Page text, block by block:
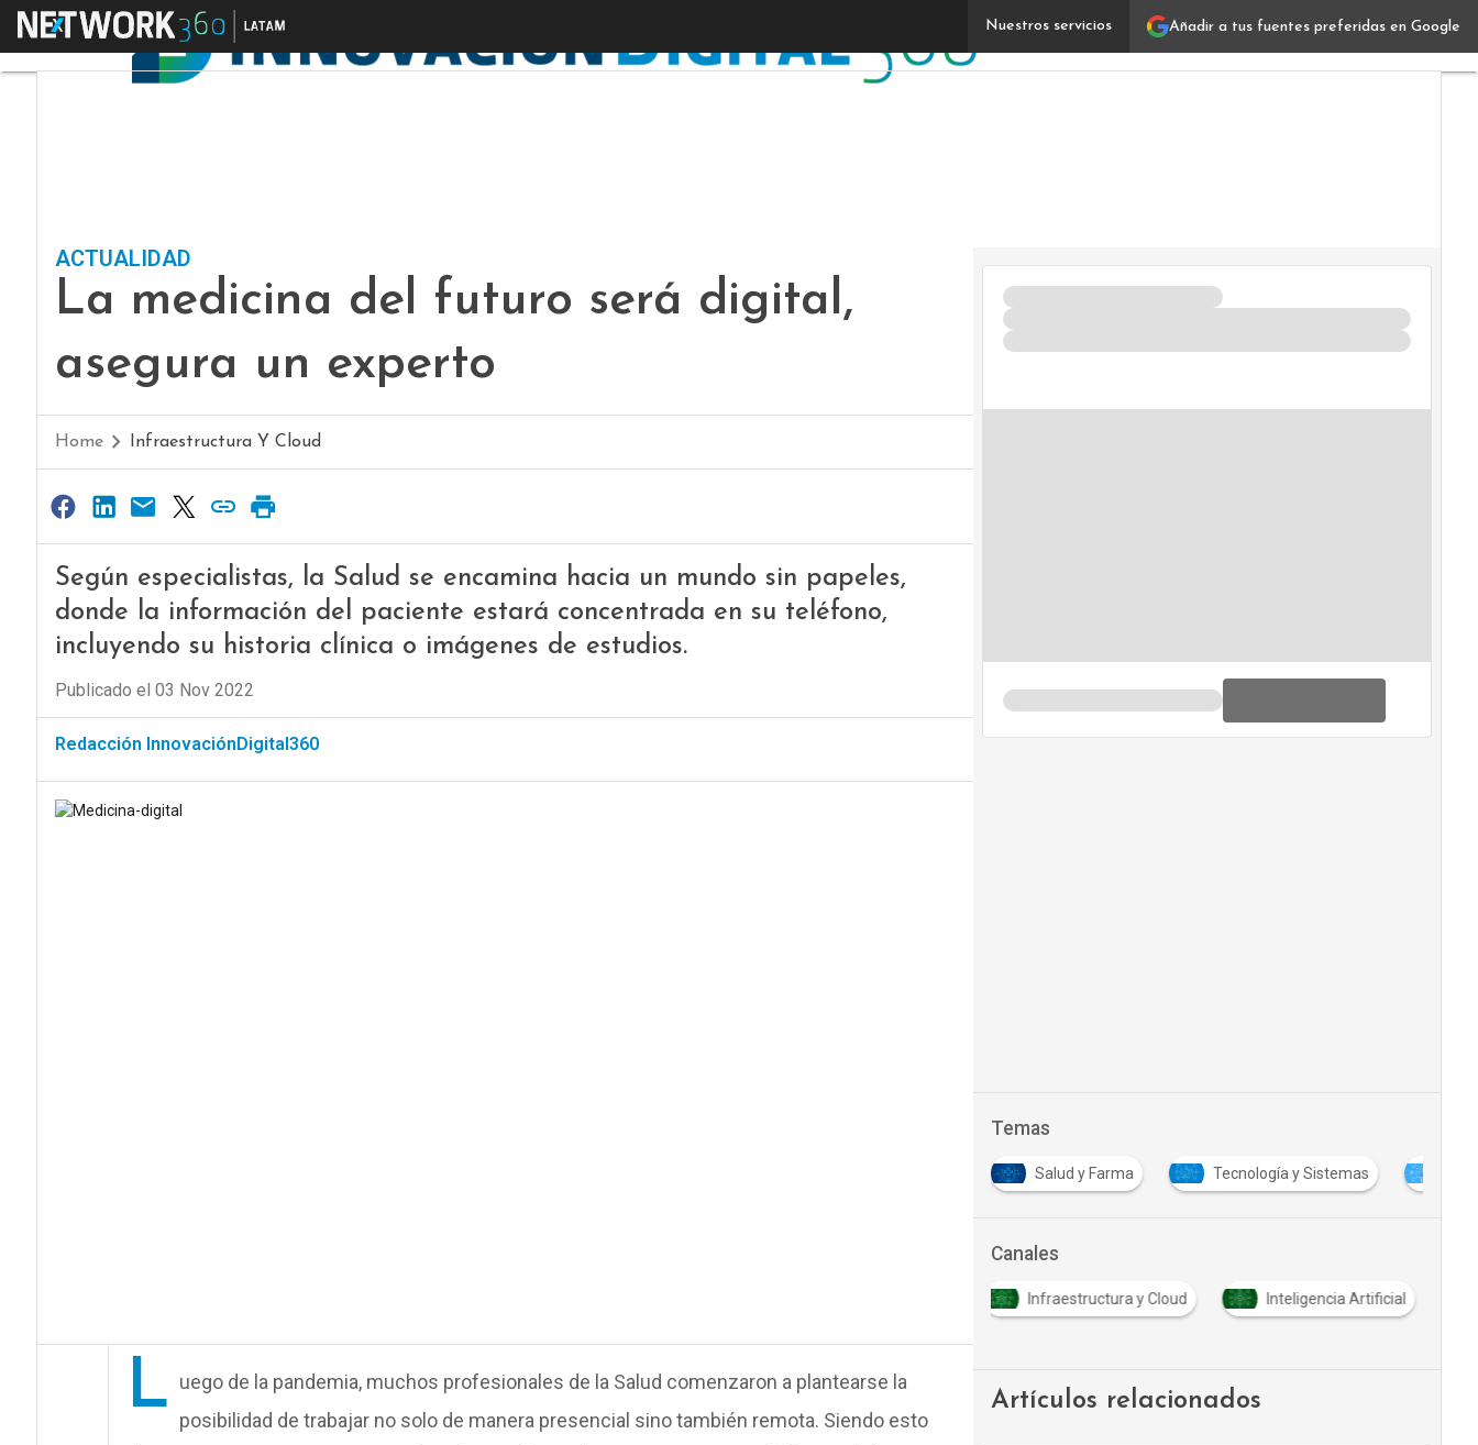
Añadir a tus fuentes preferidas en Google
Nuestros servicios
Menú La medicina del futuro será digital, asegura un experto
IT
ACTUALIDAD
La medicina del futuro será digital,
asegura un experto
Home Infraestructura Y Cloud
Según especialistas, la Salud se encamina hacia un mundo sin papeles,
donde la información del paciente estará concentrada en su teléfono,
incluyendo su historia clínica o imágenes de estudios.
Publicado el 03 Nov 2022
Redacción InnovaciónDigital360
L uego de la pandemia, muchos profesionales de la Salud comenzaron a plantearse la
posibilidad de trabajar no solo de manera presencial sino también remota. Siendo esto
Temas
Salud y Farma Tecnología y Sistemas
Canales
Infraestructura y Cloud Inteligencia Artificial
Artículos relacionados